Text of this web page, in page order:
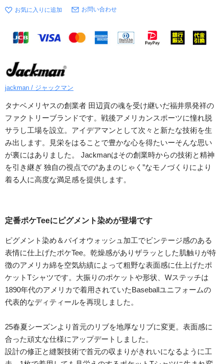
お問い合わせ
jackman / ジャックマン
タナベメリヤスの創業者 田辺貢の魂を受け継いだ福井県発祥の
ファクトリーブランドです。戦後アメリカンスポーツに憧れ脱
サラし工場を設立。アイデアマンとして次々と新たな技術を生
み出します。見栄をはることで豊かな心を得たいーそんな思い
が裏にはありました。 Jackmanはその創業時からの技術と精神
を引き継ぎ 独自の視点での“あまのじゃく”なモノづくりにより
着る人に高度な満足感を提供します。
定番ポケTeeにピグメント染めが登場です
ピグメント染め＆バイオウォッシュ加工でビンテージ感のある
表情に仕上げたポケTee。乾燥感がありザラッとした肌触りが特
徴のアメリカ綿を空気紡績によって粗野な表面感に仕上げたポ
ケットTシャツです。大振りのポケットや形状、Wステッチは
1890年代のアメリカで着用されていたBaseballユニフォームの
代表的なディティールを再現しました。
25春夏シーズンより首元のリブを地厚なリブに変更。表面感に
合った頑丈な仕様にアップデートしました。
設計の修正と縫製技術で首元の収まりがきれいになるように工